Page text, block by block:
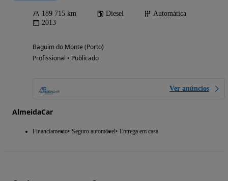
189 715 km Diesel
Automática
2013
Baguim do Monte (Porto)
Profissional • Publicado
Ver anúncios
AlmeidaCar
Financiamento Seguro automóvel Entrega em casa